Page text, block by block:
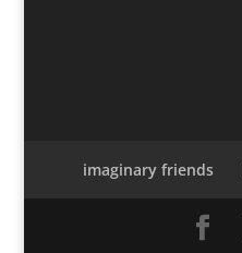
imaginary friends